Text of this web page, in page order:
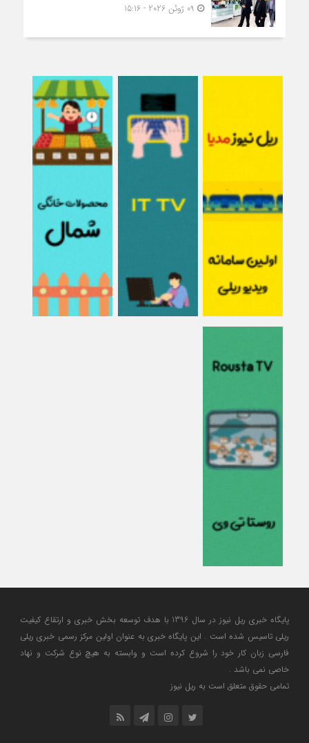
پایگاه خبری ریل نیوز در سال 1396 با هدف توسعه بخش خبری و ارتقاع کیفیت
ریلی تاسیس شده است . این پایگاه خبری به عنوان اولین مرکز رسمی خبری ریلی
فارسی زبان کار خود را شروع کرده است و وابسته به هیچ نوع شرکت و نهاد
خاصی نمی باشد .
تمامی حقوق متعلق است به ریل نیوز